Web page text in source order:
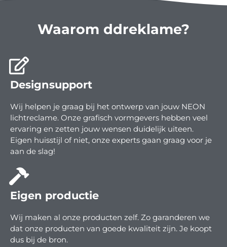
Waarom ddreklame?
Designsupport
Wij helpen je graag bij het ontwerp van jouw NEON
lichtreclame. Onze grafisch vormgevers hebben veel
ervaring en zetten jouw wensen duidelijk uiteen.
Eigen huisstijl of niet, onze experts gaan graag voor je
aan de slag!
Eigen productie
Wij maken al onze producten zelf. Zo garanderen we
dat onze producten van goede kwaliteit zijn. Je koopt
dus bij de bron.